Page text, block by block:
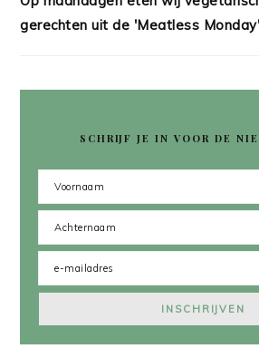
gerechten uit de 'Meatless
SCHRIJF JE IN VOOR DE